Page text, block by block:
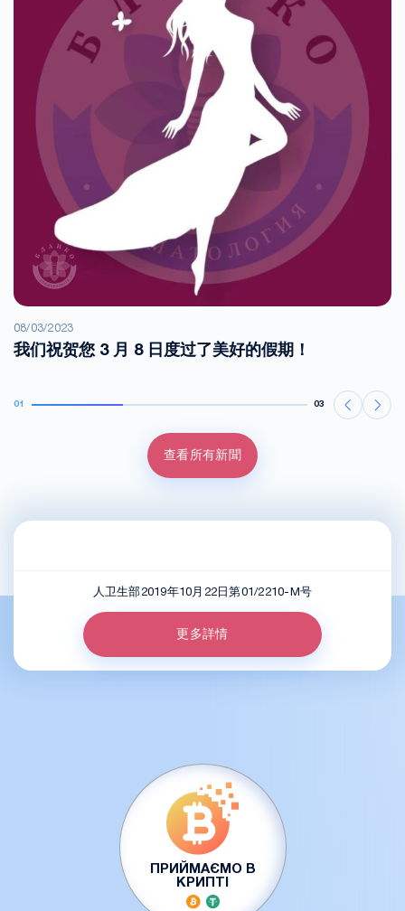
08/03/2023
我们祝贺您 3 月 8 日度过了美好的假期！
01 03
查看所有新聞
人卫生部2019年10月22日第01/2210-M号
更多詳情
ПРИЙМАЄМО В
КРИПТІ